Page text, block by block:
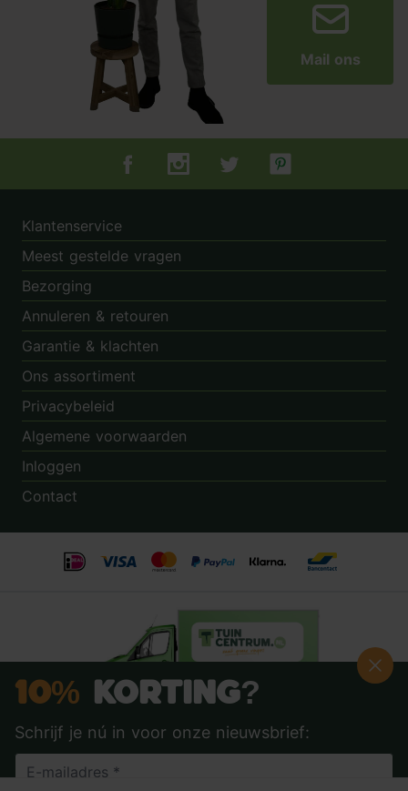
Mail ons
Tuincentrum.nl op Facebook
Tuincentrum.nl op Instagram
Tuincentrum.nl op Twitter
Tuincentrum.nl op
Klantenservice
Meest gestelde vragen
Bezorging
Annuleren & retouren
Garantie & klachten
Ons assortiment
Privacybeleid
Algemene voorwaarden
Inloggen
Contact
Beoordeling:8.9door3.862klanten
© 2014 - 2026 - Tuincentrum.nl B.V.
10% Korting?
Schrijf je nú in voor onze nieuwsbrief: